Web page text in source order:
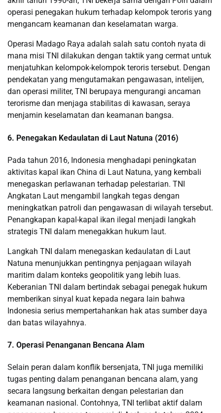
operasi penegakan hukum terhadap kelompok teroris yang
mengancam keamanan dan keselamatan warga.
Operasi Madago Raya adalah salah satu contoh nyata di
mana misi TNI dilakukan dengan taktik yang cermat untuk
menjatuhkan kelompok-kelompok teroris tersebut. Dengan
pendekatan yang mengutamakan pengawasan, intelijen,
dan operasi militer, TNI berupaya mengurangi ancaman
terorisme dan menjaga stabilitas di kawasan, seraya
menjamin keselamatan dan keamanan bangsa.
6. Penegakan Kedaulatan di Laut Natuna (2016)
Pada tahun 2016, Indonesia menghadapi peningkatan
aktivitas kapal ikan China di Laut Natuna, yang kembali
menegaskan perlawanan terhadap pelestarian. TNI
Angkatan Laut mengambil langkah tegas dengan
meningkatkan patroli dan pengawasan di wilayah tersebut.
Penangkapan kapal-kapal ikan ilegal menjadi langkah
strategis TNI dalam menegakkan hukum laut.
Langkah TNI dalam menegaskan kedaulatan di Laut
Natuna menunjukkan pentingnya penjagaan wilayah
maritim dalam konteks geopolitik yang lebih luas.
Keberanian TNI dalam bertindak sebagai penegak hukum
memberikan sinyal kuat kepada negara lain bahwa
Indonesia serius mempertahankan hak atas sumber daya
dan batas wilayahnya.
7. Operasi Penanganan Bencana Alam
Selain peran dalam konflik bersenjata, TNI juga memiliki
tugas penting dalam penanganan bencana alam, yang
secara langsung berkaitan dengan pelestarian dan
keamanan nasional. Contohnya, TNI terlibat aktif dalam